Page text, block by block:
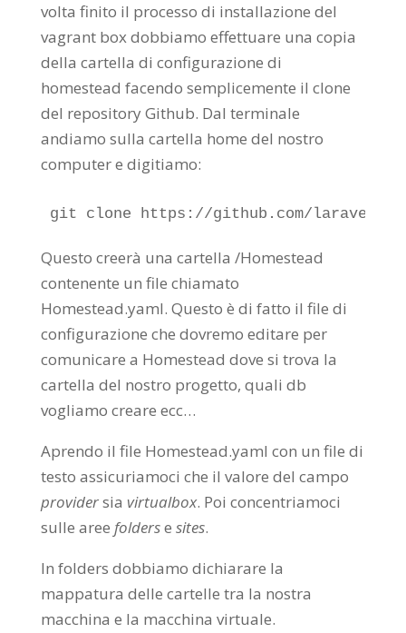
volta finito il processo di installazione del
vagrant box dobbiamo effettuare una copia
della cartella di configurazione di
homestead facendo semplicemente il clone
del repository Github. Dal terminale
andiamo sulla cartella home del nostro
computer e digitiamo:
git clone https://github.com/laravel/
Questo creerà una cartella /Homestead
contenente un file chiamato
Homestead.yaml. Questo è di fatto il file di
configurazione che dovremo editare per
comunicare a Homestead dove si trova la
cartella del nostro progetto, quali db
vogliamo creare ecc…
Aprendo il file Homestead.yaml con un file di
testo assicuriamoci che il valore del campo
providersia virtualbox. Poi concentriamoci
sulle aree folderse sites.
In folders dobbiamo dichiarare la
mappatura delle cartelle tra la nostra
macchina e la macchina virtuale.